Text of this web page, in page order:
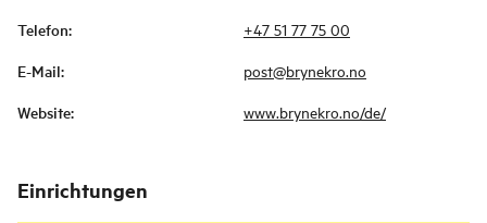
Telefon: +47 51 77 75 00
E-Mail: post@brynekro.no
Website: www.brynekro.no/de/
Einrichtungen